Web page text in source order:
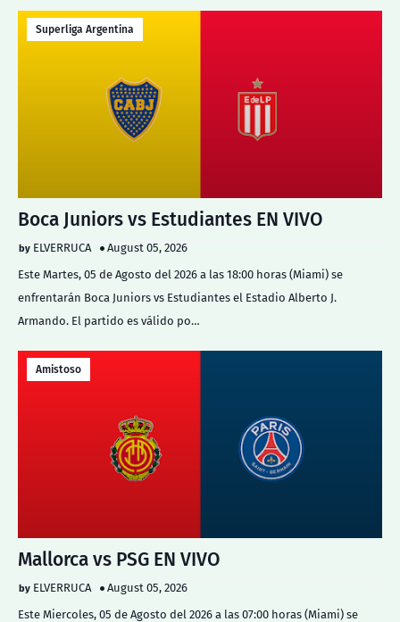
Superliga Argentina
Boca Juniors vs Estudiantes EN VIVO
ELVERRUCA
August 05, 2026
Este Martes, 05 de Agosto del 2026 a las 18:00 horas (Miami) se
enfrentarán Boca Juniors vs Estudiantes el Estadio Alberto J.
Armando. El partido es válido po…
Amistoso
Mallorca vs PSG EN VIVO
ELVERRUCA
August 05, 2026
Este Miercoles, 05 de Agosto del 2026 a las 07:00 horas (Miami) se